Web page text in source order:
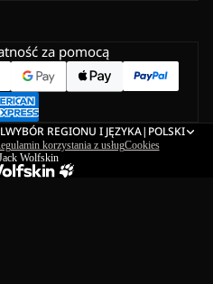
za pomocą
WYBÓR REGIONU I JĘZYKA| POLSKI
korzystania z usługCookies
Wolfskin